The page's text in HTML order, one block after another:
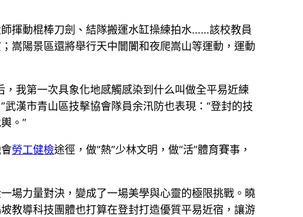
揮動棍棒刀劍、結隊搬運水缸操練拍水……該校教員
嵩陽景區還將舉行天中闤闠和夜爬嵩山等運動，運動
我第一次具象化地感觸感染到什么叫做全平易近練
漢市青山區技擊協會隊員余汛防也表現：“登封的技
。”
勞工健檢途徑，做“熱”少林文明，做“活”體育賽事，
場力量對決，變成了一場美學與心靈的極限挑戰。曉
教導科技團體也打算在登封打造優質平易近宿，讓游